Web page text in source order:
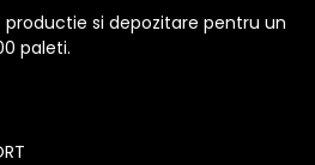
si depozitare pentru un
paleti.